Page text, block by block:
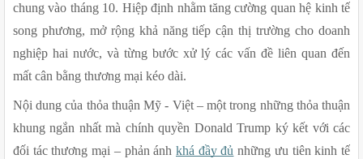
chung vào tháng 10. Hiệp định nhằm tăng cường quan hệ kinh tế
song phương, mở rộng khả năng tiếp cận thị trường cho doanh
nghiệp hai nước, và từng bước xử lý các vấn đề liên quan đến
mất cân bằng thương mại kéo dài.
Nội dung của thỏa thuận Mỹ - Việt – một trong những thỏa thuận
khung ngắn nhất mà chính quyền Donald Trump ký kết với các
đối tác thương mại – phản ánh khá đầy đủ những ưu tiên kinh tế